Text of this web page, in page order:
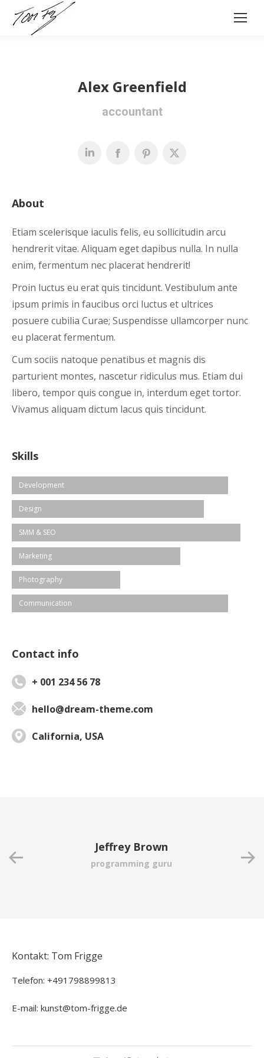
Alex Greenfield
accountant
About
Etiam scelerisque iaculis felis, eu sollicitudin arcu
hendrerit vitae. Aliquam eget dapibus nulla. In nulla
enim, fermentum nec placerat hendrerit!
Proin luctus eu erat quis tincidunt. Vestibulum ante
ipsum primis in faucibus orci luctus et ultrices
posuere cubilia Curae; Suspendisse ullamcorper nunc
eu placerat fermentum.
Cum sociis natoque penatibus et magnis dis
parturient montes, nascetur ridiculus mus. Etiam dui
libero, tempor quis congue in, interdum eget tortor.
Vivamus aliquam dictum lacus quis tincidunt.
Skills
Development
Design
SMM & SEO
Marketing
Photography
Communication
Contact info
+ 001 234 56 78
hello@dream-theme.com
California, USA
Jeffrey Brown
programming guru
Kontakt: Tom Frigge
Telefon: +491798899813
E-mail: kunst@tom-frigge.de